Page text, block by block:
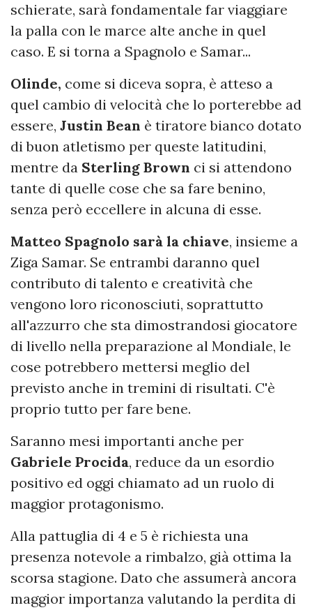
schierate, sarà fondamentale far viaggiare
la palla con le marce alte anche in quel
caso. E si torna a Spagnolo e Samar...
Olinde, come si diceva sopra, è atteso a
quel cambio di velocità che lo porterebbe ad
essere, Justin Bean è tiratore bianco dotato
di buon atletismo per queste latitudini,
mentre da Sterling Brown ci si attendono
tante di quelle cose che sa fare benino,
senza però eccellere in alcuna di esse.
Matteo Spagnolo sarà la chiave, insieme a
Ziga Samar. Se entrambi daranno quel
contributo di talento e creatività che
vengono loro riconosciuti, soprattutto
all'azzurro che sta dimostrandosi giocatore
di livello nella preparazione al Mondiale, le
cose potrebbero mettersi meglio del
previsto anche in tremini di risultati. C'è
proprio tutto per fare bene.
Saranno mesi importanti anche per
Gabriele Procida, reduce da un esordio
positivo ed oggi chiamato ad un ruolo di
maggior protagonismo.
Alla pattuglia di 4 e 5 è richiesta una
presenza notevole a rimbalzo, già ottima la
scorsa stagione. Dato che assumerà ancora
maggior importanza valutando la perdita di